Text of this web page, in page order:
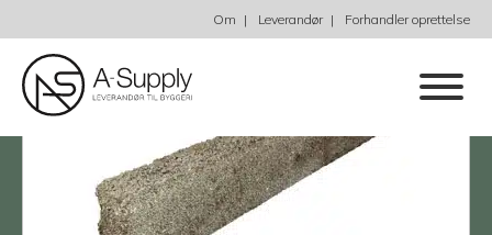
Om Leverandør Forhandler oprettelse